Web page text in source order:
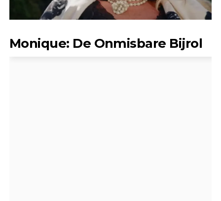
Monique: De Onmisbare Bijrol